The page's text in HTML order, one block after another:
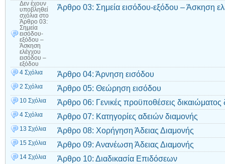
Δεν έχουν
υποβληθεί
σχόλια στο
Άρθρο 03:
Σημεία
εισόδου-
εξόδου –
Άσκηση
ελέγχου
εισόδου –
εξόδου
Άρθρο 03: Σημεία εισόδου-εξόδου – Άσκηση
4 Σχόλια Άρθρο 04: Άρνηση εισόδου
2 Σχόλια Άρθρο 05: Θεώρηση εισόδου
10 Σχόλια Άρθρο 06: Γενικές προϋποθέσεις δικαιώματος
4 Σχόλια Άρθρο 07: Κατηγορίες αδειών διαμονής
13 Σχόλια Άρθρο 08: Χορήγηση Άδειας Διαμονής
15 Σχόλια Άρθρο 09: Ανανέωση Άδειας Διαμονής
14 Σχόλια Άρθρο 10: Διαδικασία Επιδόσεων